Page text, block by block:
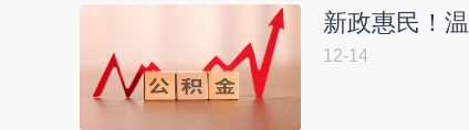
新政惠民！
12-14